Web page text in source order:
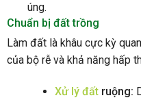
úng.
Chuẩn bị đất trồng
Làm đất là khâu cực kỳ
của bộ rễ và khả năng hấp
Xử lý đất ruộng: